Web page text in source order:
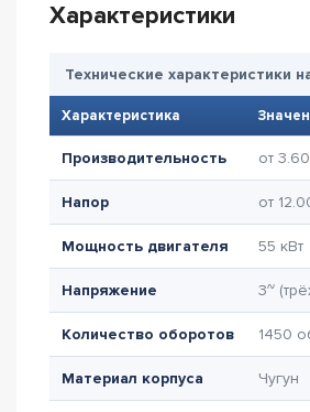
Характеристики
Технические характеристики
Характеристика
Производительность от
Напор от
Мощность двигателя 55 кВт
Напряжение 3~
Количество оборотов 1450
Материал корпуса Чугун